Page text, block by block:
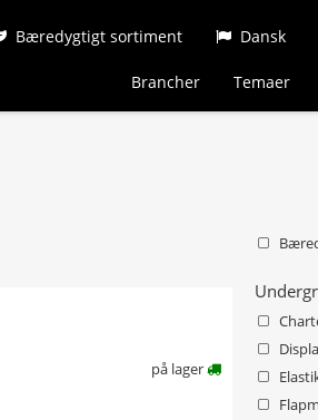
Bæredygtigt sortiment Dansk
Brancher Temaer
på lager